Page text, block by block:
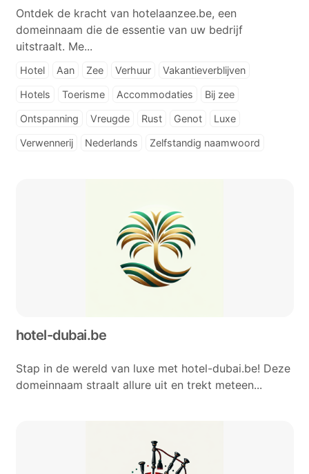
Ontdek de kracht van hotelaanzee.be, een
domeinnaam die de essentie van uw bedrijf
uitstraalt. Me...
Hotel Aan Zee Verhuur Vakantieverblijven
Hotels Toerisme Accommodaties Bij zee
Ontspanning Vreugde Rust Genot Luxe
Verwennerij Nederlands Zelfstandig naamwoord
hotel-dubai.be
Stap in de wereld van luxe met hotel-dubai.be! Deze
domeinnaam straalt allure uit en trekt meteen...